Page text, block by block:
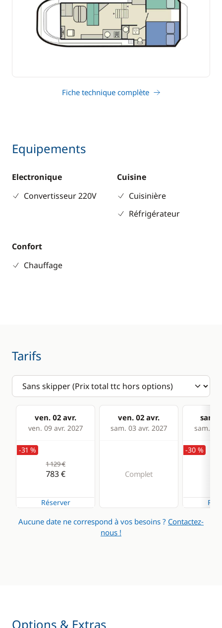
Fiche technique complète
Equipements
Electronique
Convertisseur 220V
Cuisine
Cuisinière
Réfrigérateur
Confort
Chauffage
Tarifs
ven. 02 avr.
ven. 09 avr. 2027
ven. 02 avr.
sam. 03 avr. 2027
sam.
sam. 10
-31 %
1 129 €
783 €
Réserver
Complet
-30 %
Aucune date ne correspond à vos besoins ? Contactez-
nous !
Options & Extras